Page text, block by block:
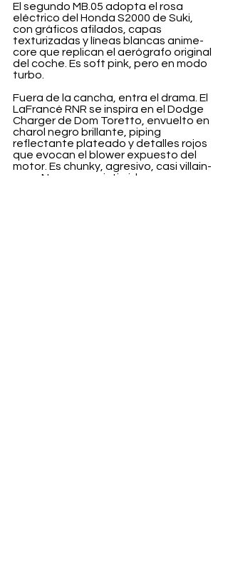
El segundo MB.05 adopta el rosa
eléctrico del Honda S2000 de Suki,
con gráficos afilados, capas
texturizadas y líneas blancas anime-
core que replican el aerógrafo original
del coche. Es soft pink, pero en modo
turbo.
Fuera de la cancha, entra el drama. El
LaFrancé RNR se inspira en el Dodge
Charger de Dom Toretto, envuelto en
charol negro brillante, piping
reflectante plateado y detalles rojos
que evocan el blower expuesto del
motor. Es chunky, agresivo, casi villain-
core. No corre — intimida.